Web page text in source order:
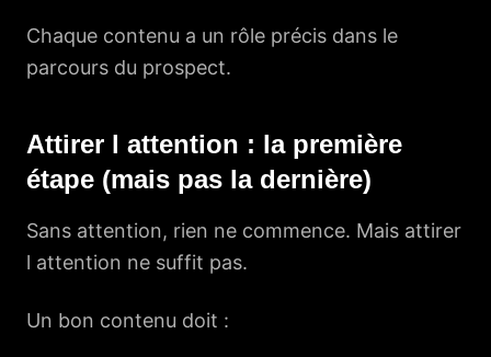
Chaque contenu a un rôle précis dans le
parcours du prospect.
Attirer l attention : la première
étape (mais pas la dernière)
Sans attention, rien ne commence. Mais attirer
l attention ne suffit pas.
Un bon contenu doit :